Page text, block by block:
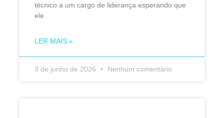
técnico a um cargo de liderança esperando que
ele
LER MAIS »
3 de junho de 2026 Nenhum comentário